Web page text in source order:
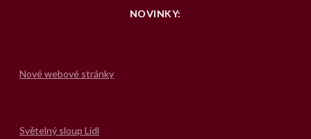
NOVINKY:
Nové webové stránky
Světelný sloup Lídl